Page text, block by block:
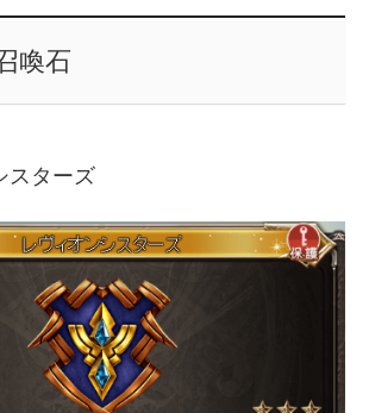
喚石
スターズ